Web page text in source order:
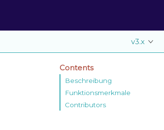
v3.x
Contents
Beschreibung
Funktionsmerkmale
Contributors